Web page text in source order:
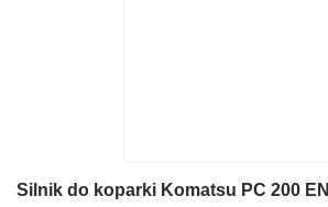
Silnik do koparki Komatsu PC 200 EN